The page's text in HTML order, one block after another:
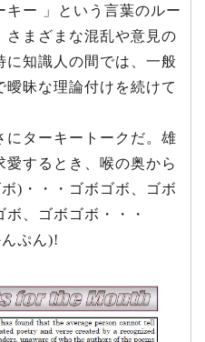
ー 」という言葉のルー
さまざまな混乱や意見の
に知識人の間では、一般
曖昧な理論付けを続けて
ターキートークだ。雄
するとき、喉の奥から
)・・・ゴボゴボ、ゴボ
、ゴボゴボ・・・
ぷん)!